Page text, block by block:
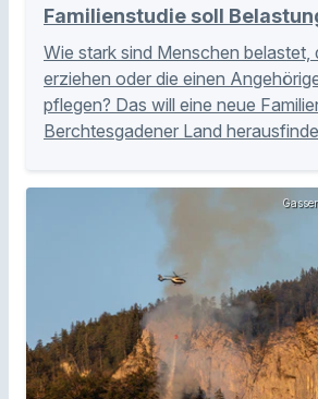
Familienstudie soll
Wie stark sind Menschen belastet,
erziehen oder die einen
pflegen? Das will eine neue
Berchtesgadener Land